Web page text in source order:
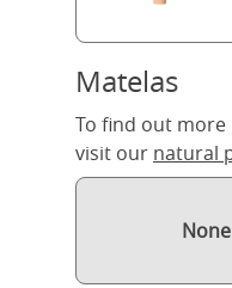
Matelas
To find out
visit our natural
None